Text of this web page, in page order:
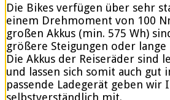
Die Bikes verfügen über sehr
einem Drehmoment von 100
großen Akkus (min. 575 Wh)
größere Steigungen oder lange
Die Akkus der Reiseräder sind
und lassen sich somit auch gut
passende Ladegerät geben wir
selbstverständlich mit.